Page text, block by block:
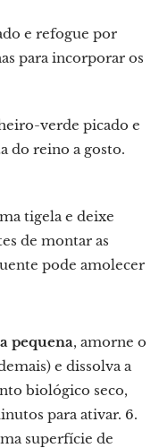
e refogue por
para incorporar os
verde picado e
do reino a gosto.
tigela e deixe
de montar as
pode amolecer
pequena, amorne o
e dissolva a
biológico seco,
para ativar. 6.
superfície de